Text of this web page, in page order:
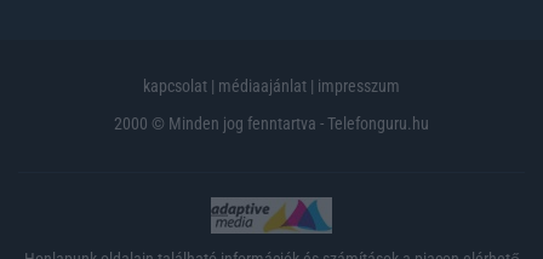
kapcsolat | médiaajánlat | impresszum
2000 © Minden jog fenntartva - Telefonguru.hu